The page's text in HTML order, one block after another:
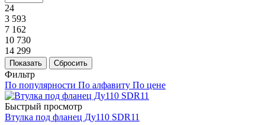
24
3 593
7 162
10 730
14 299
Показать Сбросить
Фильтр
По популярности По алфавиту По цене
Быстрый просмотр
Втулка под фланец Ду110 SDR11